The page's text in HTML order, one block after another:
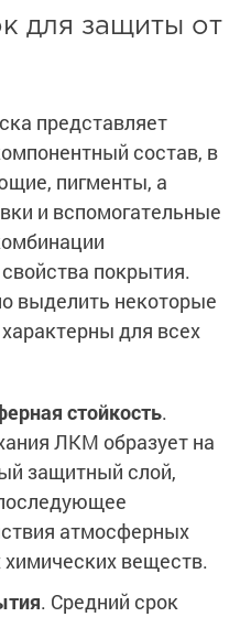
для металла
полов
для защиты от
представляет
состав, в
пигменты, а
и вспомогательные
покрытия.
выделить некоторые
для всех
стойкость.
ЛКМ образует на
защитный слой,
атмосферных
веществ.
. Средний срок